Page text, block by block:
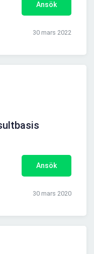
Ansök
30 mars 2022
Ansök
30 mars 2020